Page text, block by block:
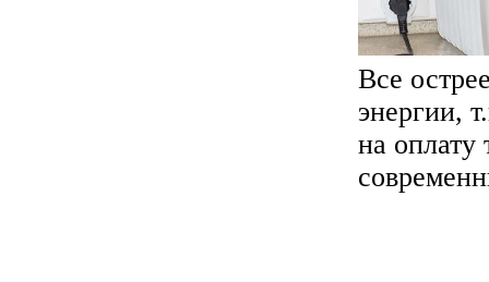
Все
энергии,
на оплату